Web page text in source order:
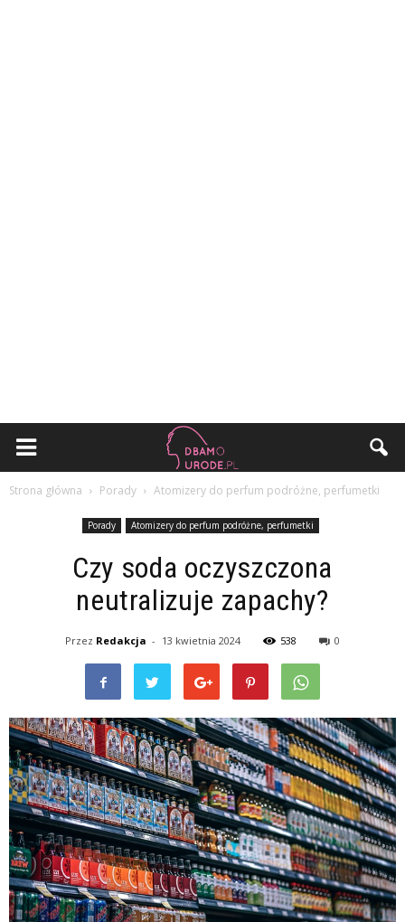
Strona główna Porady Atomizery do perfum podróżne, perfumetki
Porady Atomizery do perfum podróżne, perfumetki
Czy soda oczyszczona
neutralizuje zapachy?
Przez Redakcja - 13 kwietnia 2024 538 0